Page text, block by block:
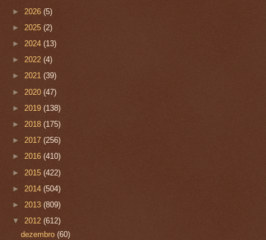
► 2026 (5)
► 2025 (2)
► 2024 (13)
► 2022 (4)
► 2021 (39)
► 2020 (47)
► 2019 (138)
► 2018 (175)
► 2017 (256)
► 2016 (410)
► 2015 (422)
► 2014 (504)
► 2013 (809)
▼ 2012 (612)
dezembro(60)